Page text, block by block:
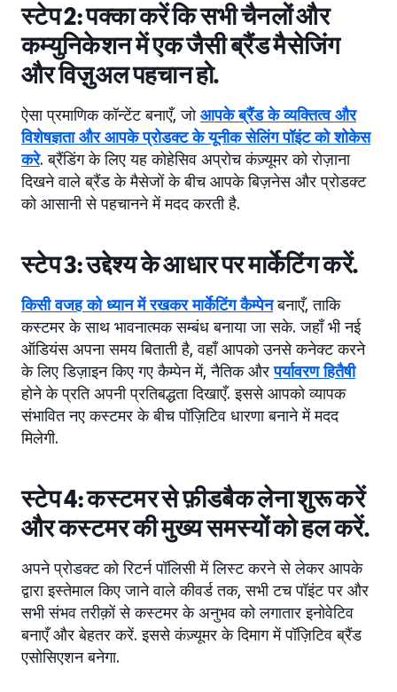
स्टेप 2: पक्का करें कि सभी चैनलों और
कम्युनिकेशन में एक जैसी ब्रैंड मैसेजिंग
और विज़ुअल पहचान हो.
ऐसा प्रमाणिक कॉन्टेंट बनाएँ, जोआपके ब्रैंड के व्यक्तित्व और
विशेषज्ञता और आपके प्रोडक्ट के यूनीक सेलिंग पॉइंट को शोकेस
करे. ब्रैंडिंग के लिए यह कोहेसिव अप्रोच कंज़्यूमर को रोज़ाना
दिखने वाले ब्रैंड के मैसेजों के बीच आपके बिज़नेस और प्रोडक्ट
को आसानी से पहचानने में मदद करती है.
स्टेप 3: उद्देश्य के आधार पर मार्केटिंग करें.
किसी वजह को ध्यान में रखकर मार्केटिंग कैम्पेनबनाएँ, ताकि
कस्टमर के साथ भावनात्मक सम्बंध बनाया जा सके. जहाँ भी नई
ऑडियंस अपना समय बिताती है, वहाँ आपको उनसे कनेक्ट करने
के लिए डिज़ाइन किए गए कैम्पेन में, नैतिक औरपर्यावरण हितैषी
होने के प्रति अपनी प्रतिबद्धता दिखाएँ. इससे आपको व्यापक
संभावित नए कस्टमर के बीच पॉज़िटिव धारणा बनाने में मदद
मिलेगी.
स्टेप 4: कस्टमर से फ़ीडबैक लेना शुरू करें
और कस्टमर की मुख्य समस्यों को हल करें.
अपने प्रोडक्ट को रिटर्न पॉलिसी में लिस्ट करने से लेकर आपके
द्वारा इस्तेमाल किए जाने वाले कीवर्ड तक, सभी टच पॉइंट पर और
सभी संभव तरीक़ों से कस्टमर के अनुभव को लगातार इनोवेटिव
बनाएँ और बेहतर करें. इससे कंज़्यूमर के दिमाग में पॉज़िटिव ब्रैंड
एसोसिएशन बनेगा.